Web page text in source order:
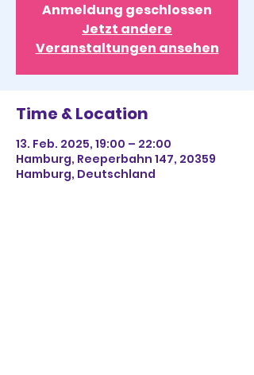
Anmeldung geschlossen
Jetzt andere
Veranstaltungen ansehen
Time & Location
13. Feb. 2025, 19:00 – 22:00
Hamburg, Reeperbahn 147, 20359
Hamburg, Deutschland